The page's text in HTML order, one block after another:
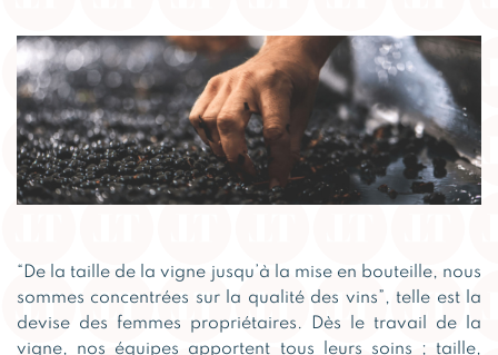
“De la taille de la vigne jusqu’à la mise en bouteille, nous
sommes concentrées sur la qualité des vins”, telle est la
devise des femmes propriétaires. Dès le travail de la
vigne, nos équipes apportent tous leurs soins ; taille,